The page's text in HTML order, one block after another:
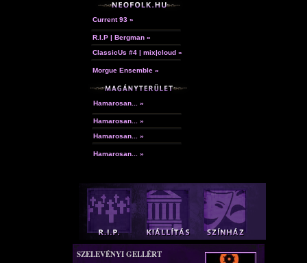
Current 93 »
R.I.P | Bergman »
ClassicUs #4 | mix|cloud »
Morgue Ensemble »
Hamarosan... »
Hamarosan... »
Hamarosan... »
Hamarosan... »
SZELEVÉNYI GELLÉRT